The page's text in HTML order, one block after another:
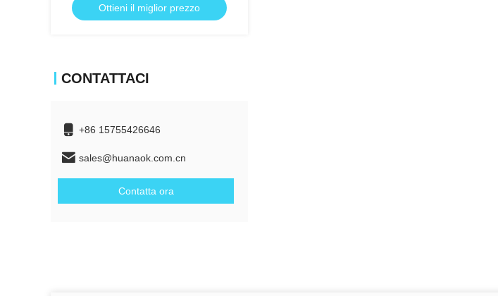
Ottieni il miglior prezzo
CONTATTACI
+86 15755426646
sales@huanaok.com.cn
Contatta ora